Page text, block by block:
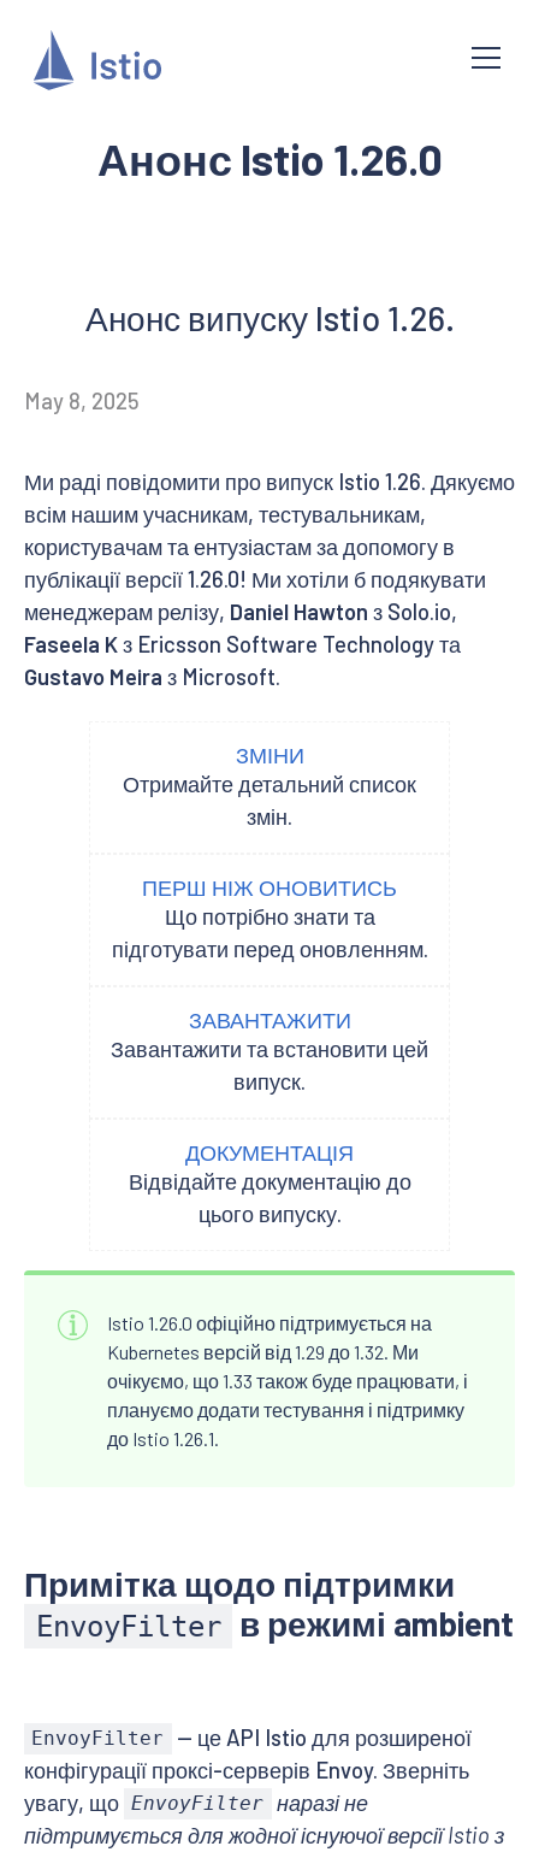
Анонс Istio 1.26.0
Анонс випуску Istio 1.26.
May 8, 2025
Ми раді повідомити про випуск Istio 1.26. Дякуємо
всім нашим учасникам, тестувальникам,
користувачам та ентузіастам за допомогу в
публікації версії 1.26.0! Ми хотіли б подякувати
менеджерам релізу, Daniel Hawton з Solo.io,
Faseela Kз Ericsson Software Technology та
Gustavo Meira з Microsoft.
ЗМІНИ
Отримайте детальний список
змін.
ПЕРШ НІЖ ОНОВИТИСЬ
Що потрібно знати та
підготувати перед оновленням.
ЗАВАНТАЖИТИ
Завантажити та встановити цей
випуск.
ДОКУМЕНТАЦІЯ
Відвідайте документацію до
цього випуску.
Istio 1.26.0 офіційно підтримується на
Kubernetes версій від 1.29 до 1.32. Ми
очікуємо, що 1.33 також буде працювати, і
плануємо додати тестування і підтримку
до Istio 1.26.1.
Примітка щодо підтримки
EnvoyFilter в режимі ambient
EnvoyFilter
— це API Istio для розширеної
конфігурації проксі-серверів Envoy. Зверніть
увагу, що EnvoyFilter наразі не
підтримується для жодної існуючої версії Istio з